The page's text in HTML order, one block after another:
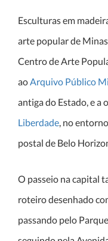
Esculturas em
arte popular de
Centro de Arte
aoArquivo Público
antiga do Estado, e a
Liberdade, no
postal de Belo
O passeio na capital
roteiro desenhado
passando pelo